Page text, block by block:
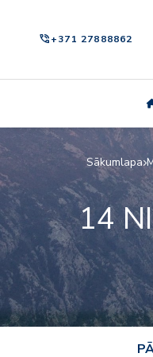
phone_in_talk+371 27888862
Sākumlapa
14